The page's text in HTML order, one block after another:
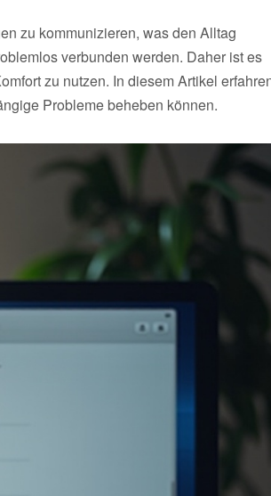
zu kommunizieren, was den Alltag
verbunden werden. Daher ist es
zu nutzen. In diesem Artikel
Probleme beheben können.